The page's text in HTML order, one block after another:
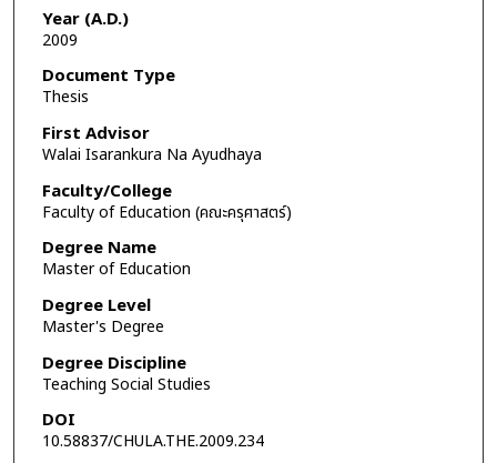
Year (A.D.)
2009
Document Type
Thesis
First Advisor
Walai Isarankura Na Ayudhaya
Faculty/College
Faculty of Education (คณะครุศาสตร์)
Degree Name
Master of Education
Degree Level
Master's Degree
Degree Discipline
Teaching Social Studies
DOI
10.58837/CHULA.THE.2009.234